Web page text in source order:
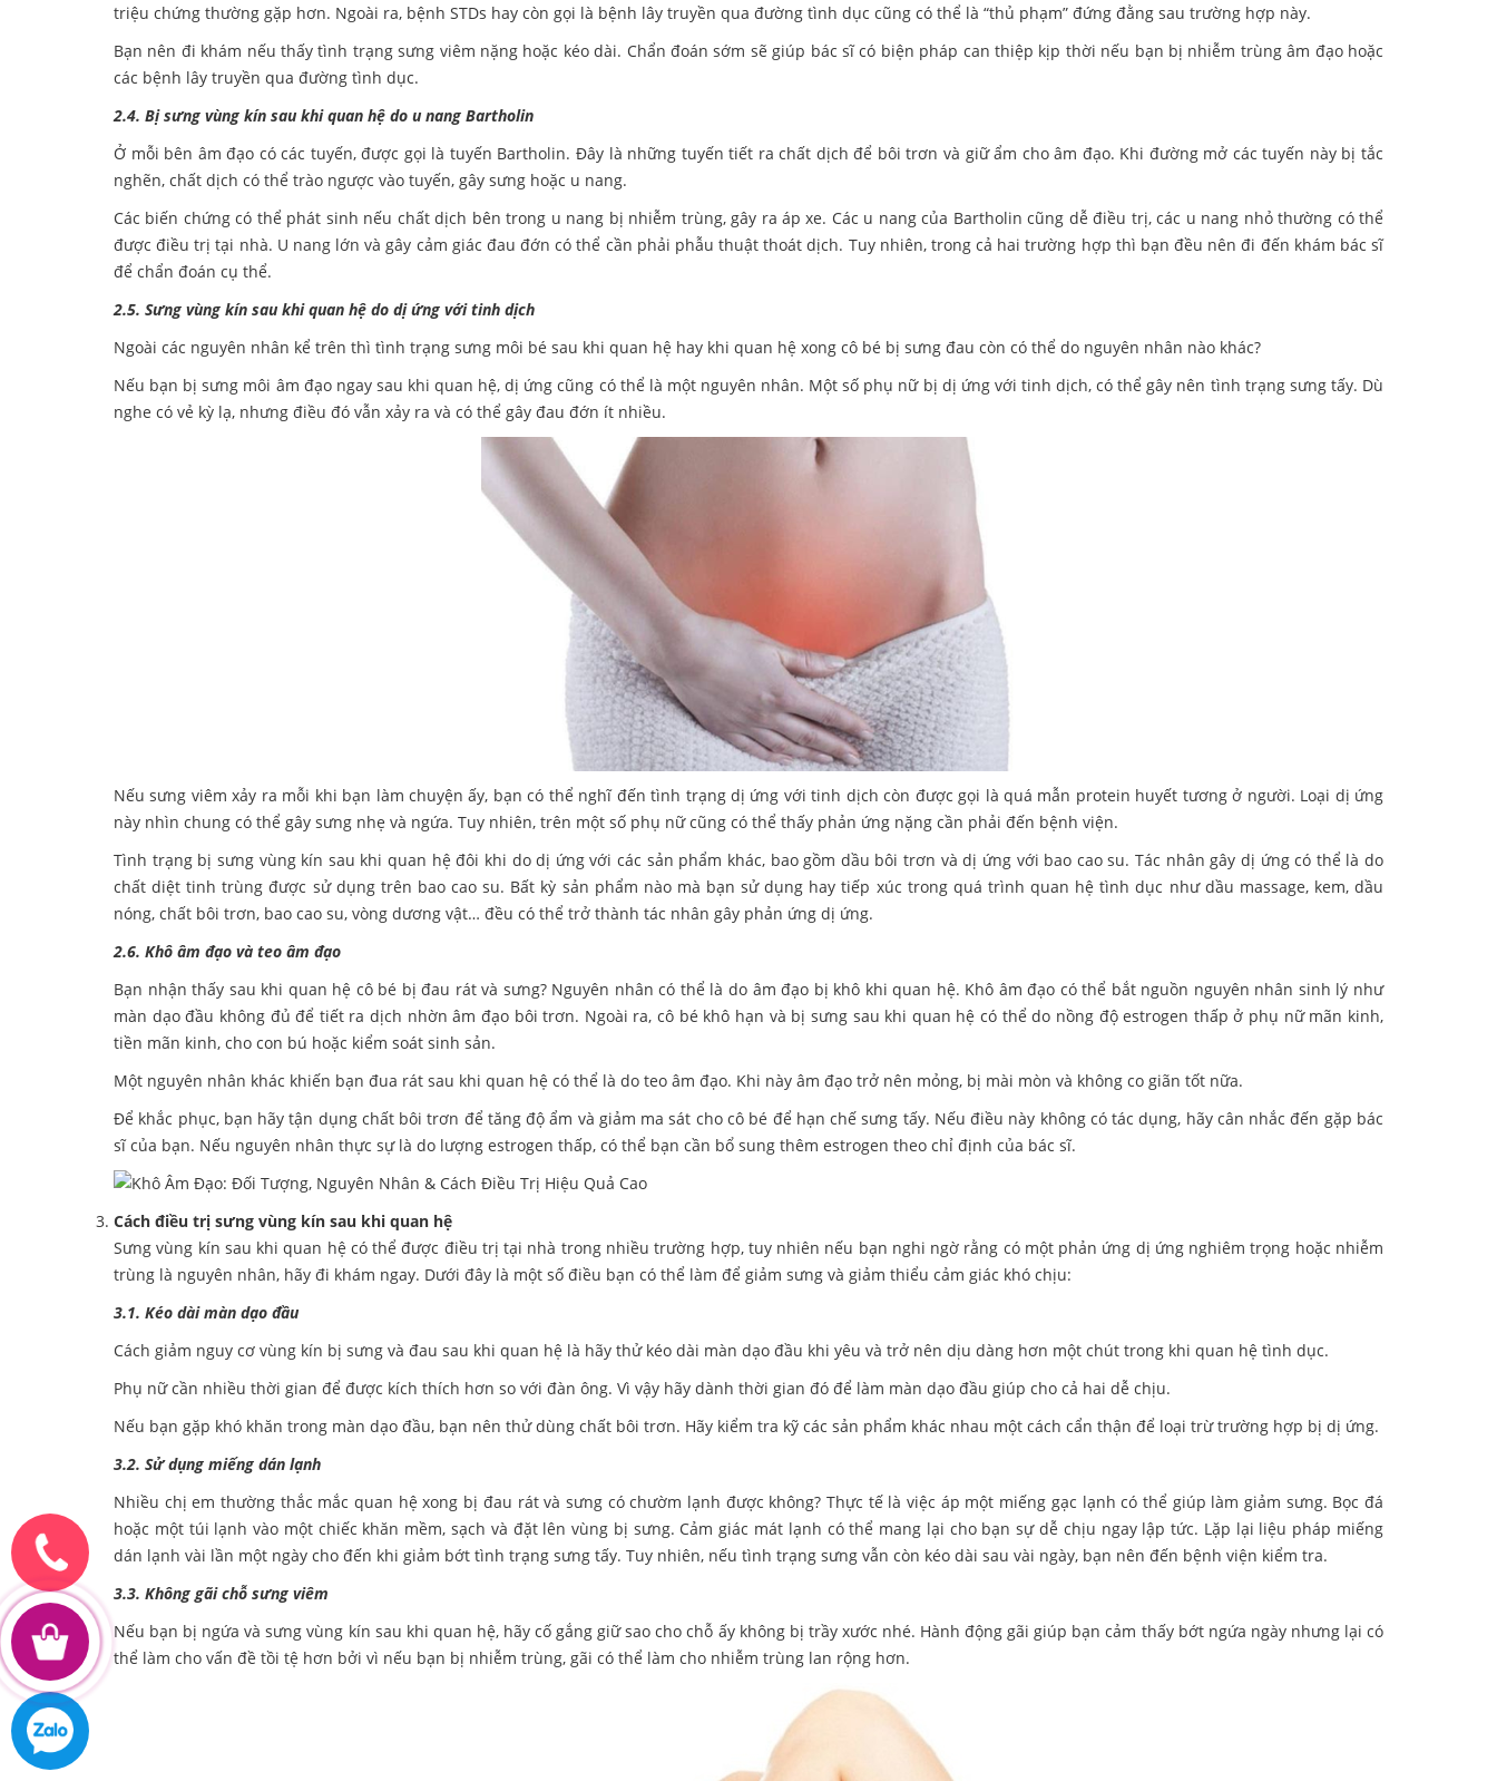
triệu chứng thường gặp hơn. Ngoài ra, bệnh STDs hay còn gọi là bệnh lây truyền qua đường tình dục cũng có thể là “thủ phạm” đứng đằng sau trường hợp này.
Bạn nên đi khám nếu thấy tình trạng sưng viêm nặng hoặc kéo dài. Chẩn đoán sớm sẽ giúp bác sĩ có biện pháp can thiệp kịp thời nếu bạn bị nhiễm trùng âm đạo hoặc
các bệnh lây truyền qua đường tình dục.
2.4. Bị sưng vùng kín sau khi quan hệ do u nang Bartholin
Ở mỗi bên âm đạo có các tuyến, được gọi là tuyến Bartholin. Đây là những tuyến tiết ra chất dịch để bôi trơn và giữ ẩm cho âm đạo. Khi đường mở các tuyến này bị tắc
nghẽn, chất dịch có thể trào ngược vào tuyến, gây sưng hoặc u nang.
Các biến chứng có thể phát sinh nếu chất dịch bên trong u nang bị nhiễm trùng, gây ra áp xe. Các u nang của Bartholin cũng dễ điều trị, các u nang nhỏ thường có thể
được điều trị tại nhà. U nang lớn và gây cảm giác đau đớn có thể cần phải phẫu thuật thoát dịch. Tuy nhiên, trong cả hai trường hợp thì bạn đều nên đi đến khám bác sĩ
để chẩn đoán cụ thể.
2.5. Sưng vùng kín sau khi quan hệ do dị ứng với tinh dịch
Ngoài các nguyên nhân kể trên thì tình trạng sưng môi bé sau khi quan hệ hay khi quan hệ xong cô bé bị sưng đau còn có thể do nguyên nhân nào khác?
Nếu bạn bị sưng môi âm đạo ngay sau khi quan hệ, dị ứng cũng có thể là một nguyên nhân. Một số phụ nữ bị dị ứng với tinh dịch, có thể gây nên tình trạng sưng tấy. Dù
nghe có vẻ kỳ lạ, nhưng điều đó vẫn xảy ra và có thể gây đau đớn ít nhiều.
Nếu sưng viêm xảy ra mỗi khi bạn làm chuyện ấy, bạn có thể nghĩ đến tình trạng dị ứng với tinh dịch còn được gọi là quá mẫn protein huyết tương ở người. Loại dị ứng
này nhìn chung có thể gây sưng nhẹ và ngứa. Tuy nhiên, trên một số phụ nữ cũng có thể thấy phản ứng nặng cần phải đến bệnh viện.
Tình trạng bị sưng vùng kín sau khi quan hệ đôi khi do dị ứng với các sản phẩm khác, bao gồm dầu bôi trơn và dị ứng với bao cao su. Tác nhân gây dị ứng có thể là do
chất diệt tinh trùng được sử dụng trên bao cao su. Bất kỳ sản phẩm nào mà bạn sử dụng hay tiếp xúc trong quá trình quan hệ tình dục như dầu massage, kem, dầu
nóng, chất bôi trơn, bao cao su, vòng dương vật… đều có thể trở thành tác nhân gây phản ứng dị ứng.
2.6. Khô âm đạo và teo âm đạo
Bạn nhận thấy sau khi quan hệ cô bé bị đau rát và sưng? Nguyên nhân có thể là do âm đạo bị khô khi quan hệ. Khô âm đạo có thể bắt nguồn nguyên nhân sinh lý như
màn dạo đầu không đủ để tiết ra dịch nhờn âm đạo bôi trơn. Ngoài ra, cô bé khô hạn và bị sưng sau khi quan hệ có thể do nồng độ estrogen thấp ở phụ nữ mãn kinh,
tiền mãn kinh, cho con bú hoặc kiểm soát sinh sản.
Một nguyên nhân khác khiến bạn đua rát sau khi quan hệ có thể là do teo âm đạo. Khi này âm đạo trở nên mỏng, bị mài mòn và không co giãn tốt nữa.
Để khắc phục, bạn hãy tận dụng chất bôi trơn để tăng độ ẩm và giảm ma sát cho cô bé để hạn chế sưng tấy. Nếu điều này không có tác dụng, hãy cân nhắc đến gặp bác
sĩ của bạn. Nếu nguyên nhân thực sự là do lượng estrogen thấp, có thể bạn cần bổ sung thêm estrogen theo chỉ định của bác sĩ.
Cách điều trị sưng vùng kín sau khi quan hệ
Sưng vùng kín sau khi quan hệ có thể được điều trị tại nhà trong nhiều trường hợp, tuy nhiên nếu bạn nghi ngờ rằng có một phản ứng dị ứng nghiêm trọng hoặc nhiễm
trùng là nguyên nhân, hãy đi khám ngay. Dưới đây là một số điều bạn có thể làm để giảm sưng và giảm thiểu cảm giác khó chịu:
3.1. Kéo dài màn dạo đầu
Cách giảm nguy cơ vùng kín bị sưng và đau sau khi quan hệ là hãy thử kéo dài màn dạo đầu khi yêu và trở nên dịu dàng hơn một chút trong khi quan hệ tình dục.
Phụ nữ cần nhiều thời gian để được kích thích hơn so với đàn ông. Vì vậy hãy dành thời gian đó để làm màn dạo đầu giúp cho cả hai dễ chịu.
Nếu bạn gặp khó khăn trong màn dạo đầu, bạn nên thử dùng chất bôi trơn. Hãy kiểm tra kỹ các sản phẩm khác nhau một cách cẩn thận để loại trừ trường hợp bị dị ứng.
3.2. Sử dụng miếng dán lạnh
Nhiều chị em thường thắc mắc quan hệ xong bị đau rát và sưng có chườm lạnh được không? Thực tế là việc áp một miếng gạc lạnh có thể giúp làm giảm sưng. Bọc đá
hoặc một túi lạnh vào một chiếc khăn mềm, sạch và đặt lên vùng bị sưng. Cảm giác mát lạnh có thể mang lại cho bạn sự dễ chịu ngay lập tức. Lặp lại liệu pháp miếng
dán lạnh vài lần một ngày cho đến khi giảm bớt tình trạng sưng tấy. Tuy nhiên, nếu tình trạng sưng vẫn còn kéo dài sau vài ngày, bạn nên đến bệnh viện kiểm tra.
3.3. Không gãi chỗ sưng viêm
Nếu bạn bị ngứa và sưng vùng kín sau khi quan hệ, hãy cố gắng giữ sao cho chỗ ấy không bị trầy xước nhé. Hành động gãi giúp bạn cảm thấy bớt ngứa ngày nhưng lại có
thể làm cho vấn đề tồi tệ hơn bởi vì nếu bạn bị nhiễm trùng, gãi có thể làm cho nhiễm trùng lan rộng hơn.